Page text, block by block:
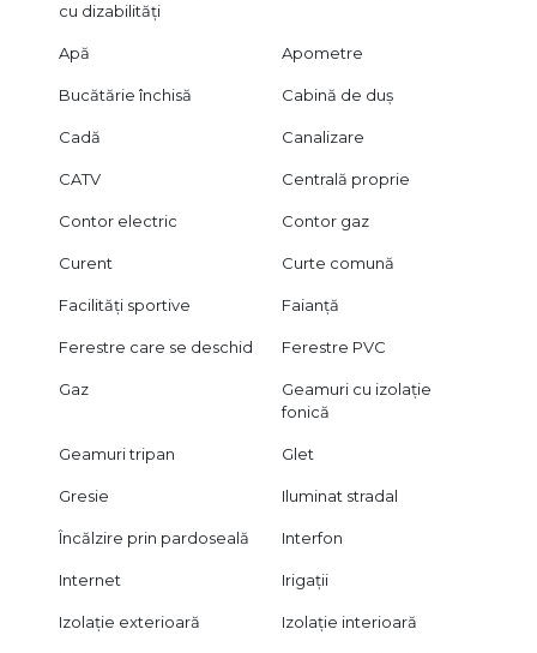
cu dizabilități
Apă Apometre
Bucătărie închisă Cabină de duș
Cadă Canalizare
CATV Centrală proprie
Contor electric Contor gaz
Curent Curte comună
Facilități sportive Faianță
Ferestre care se deschid Ferestre PVC
Gaz
Geamuri cu izolație
fonică
Geamuri tripan Glet
Gresie Iluminat stradal
Încălzire prin pardoseală Interfon
Internet Irigații
Izolație exterioară Izolație interioară